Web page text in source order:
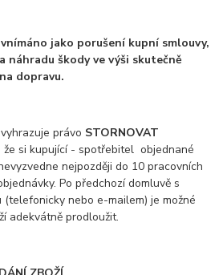
jako porušení kupní smlouvy,
náhradu škody ve výši skutečně
dopravu.
právo STORNOVAT
že si kupující - spotřebitel objednané
nejpozději do 10 pracovních
Po předchozí domluvě s
nebo e-mailem) je možné
adekvátně prodloužit.